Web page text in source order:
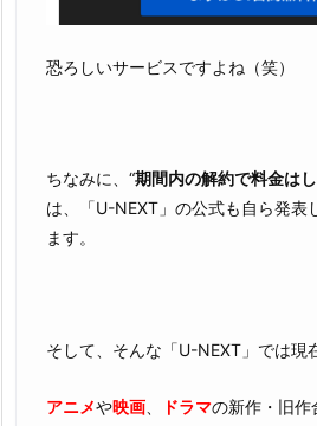
恐ろしいサービスですよね（笑）
ちなみに、“期間内の解約で料金は
は、「U-NEXT」の公式も自ら発表
ます。
そして、そんな「U-NEXT」では現
アニメや映画 ドラマの新作・旧作